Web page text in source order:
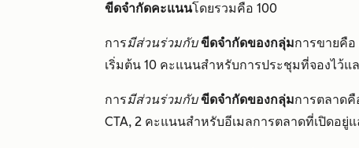
ขีดจำกัดคะแนนโดยรวมคือ 100
การมีส่วนร่วมกับ ขีดจำกัดของกลุ่มการขายคื
เริ่มต้น 10 คะแนนสำหรับการประชุมที่จองไว้
การมีส่วนร่วมกับ ขีดจำกัดของกลุ่มการตลาด
CTA, 2 คะแนนสำหรับอีเมลการตลาดที่เปิดอ